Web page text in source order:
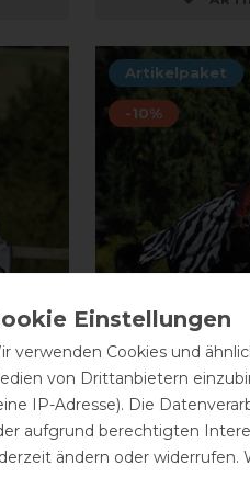
Big
Artikelpaket
-10%
Bucas Buzz-
KerbEx
verwenden Cookies und
von Drittanbietern
IP-Adresse). Die
aufgrund berechtigten
ändern oder